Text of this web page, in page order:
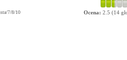
7/8/10 Ocena: 2.5 (14